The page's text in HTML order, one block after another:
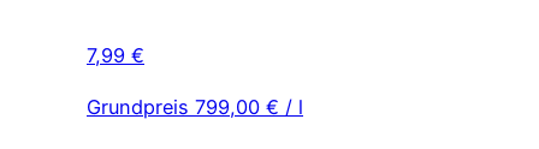
7,99 €
Grundpreis 799,00 € / l